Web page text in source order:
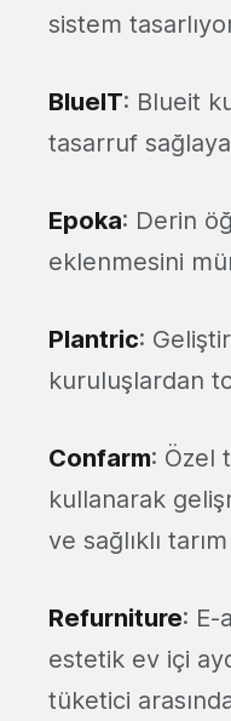
sistem
BlueIT: Blueit
tasarruf
Epoka: Derin
eklenmesini
Plantric:
kuruluşlardan
Confarm: Özel
kullanarak
ve sağlıklı
Refurniture: E-
estetik ev içi
tüketici